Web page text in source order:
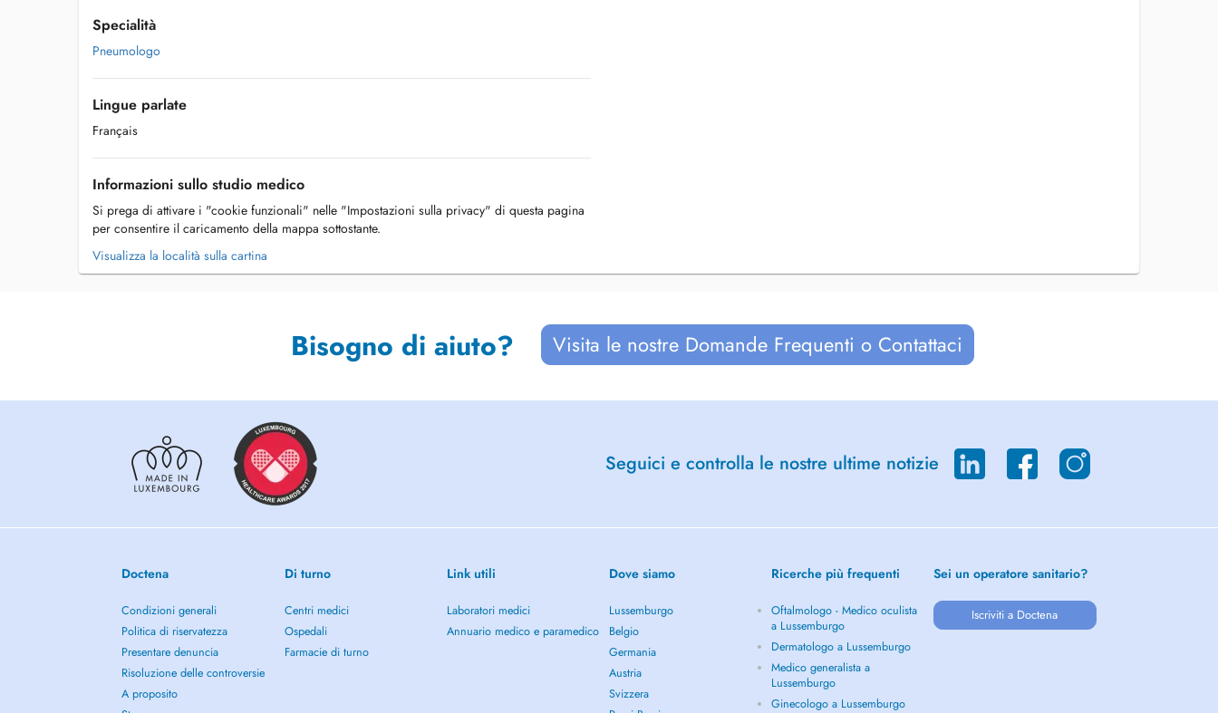
Specialità
Pneumologo
Lingue parlate
Français
Informazioni sullo studio medico
Si prega di attivare i "cookie funzionali" nelle "Impostazioni sulla privacy" di questa pagina
per consentire il caricamento della mappa sottostante.
Visualizza la località sulla cartina
Bisogno di aiuto? Visita le nostre Domande Frequenti o Contattaci
Seguici e controlla le nostre ultime notizie
Doctena
Condizioni generali
Politica di riservatezza
Presentare denuncia
Risoluzione delle controversie
A proposito
Di turno
Centri medici
Ospedali
Farmacie di turno
Link utili
Laboratori medici
Annuario medico e paramedico
Dove siamo
Lussemburgo
Belgio
Germania
Austria
Svizzera
Ricerche più frequenti
Oftalmologo - Medico oculista
a Lussemburgo
Dermatologo a Lussemburgo
Medico generalista a
Lussemburgo
Ginecologo a Lussemburgo
Sei un operatore sanitario?
Iscriviti a Doctena